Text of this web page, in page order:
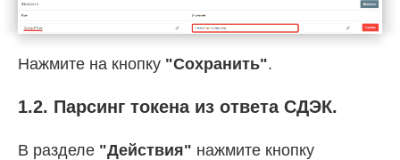
Нажмите на кнопку "Сохранить".
1.2. Парсинг токена из ответа СДЭК.
В разделе "Действия" нажмите кнопку